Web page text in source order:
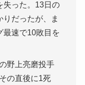
失った。13日の
だったが、ま
最速で10敗目を
野上亮磨投手
の直後に1死